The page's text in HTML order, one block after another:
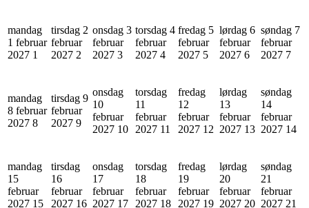
mandag
1 februar
2027 1
tirsdag 2
februar
2027 2
onsdag 3
februar
2027 3
torsdag 4
februar
2027 4
fredag 5
februar
2027 5
lørdag 6
februar
2027 6
søndag 7
februar
2027 7
mandag
8 februar
2027 8
tirsdag 9
februar
2027 9
onsdag
10
februar
2027 10
torsdag
11
februar
2027 11
fredag
12
februar
2027 12
lørdag
13
februar
2027 13
søndag
14
februar
2027 14
mandag
15
februar
2027 15
tirsdag
16
februar
2027 16
onsdag
17
februar
2027 17
torsdag
18
februar
2027 18
fredag
19
februar
2027 19
lørdag
20
februar
2027 20
søndag
21
februar
2027 21